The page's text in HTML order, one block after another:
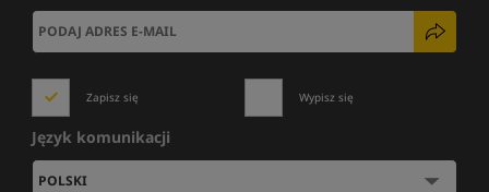
Zapisz się Wypisz się
Język komunikacji